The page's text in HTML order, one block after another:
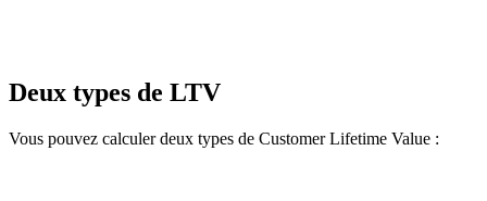
Deux types de LTV
Vous pouvez calculer deux types de Customer Lifetime Value :